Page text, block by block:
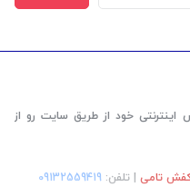
خود از طریق سایت رو از
کفش تامی | تلفن: ‎09132559419